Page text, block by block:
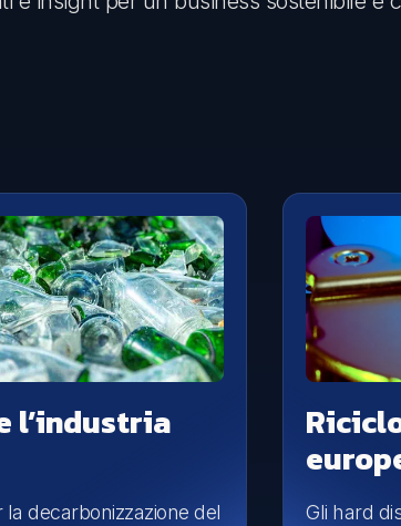
l’industria
decarbonizzazione del
Gli hard